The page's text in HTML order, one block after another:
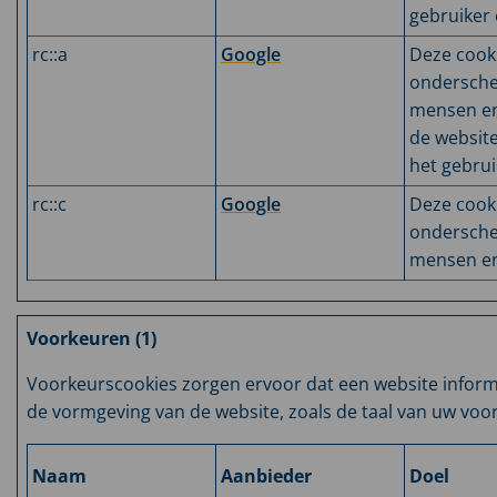
gebruiker
rc::a
Google
Deze
mensen
de
het
rc::c
Google
Deze
mensen
Voorkeuren (1)
Voorkeurscookies zorgen ervoor dat een website
de vormgeving van de website, zoals de taal van uw
Naam Aanbieder Doel